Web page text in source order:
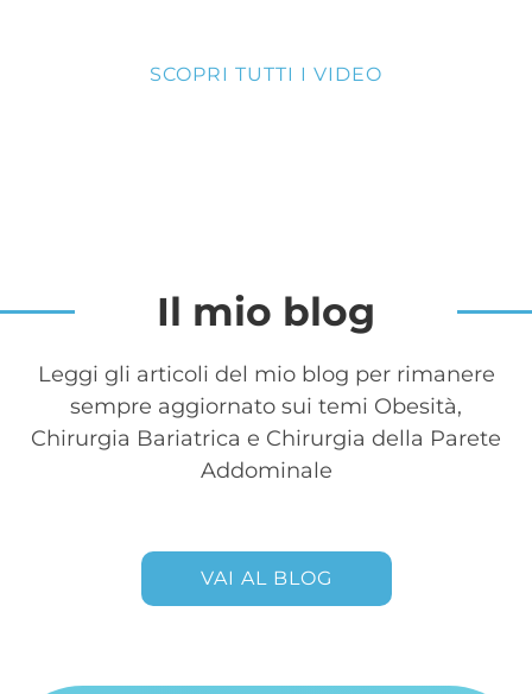
SCOPRI TUTTI I VIDEO
Il mio blog
Leggi gli articoli del mio blog per rimanere
sempre aggiornato sui temi Obesità,
Chirurgia Bariatrica e Chirurgia della Parete
Addominale
VAI AL BLOG